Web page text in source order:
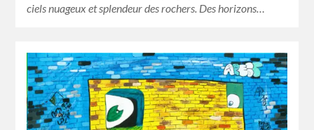
ciels nuageux et splendeur des rochers. Des horizons…